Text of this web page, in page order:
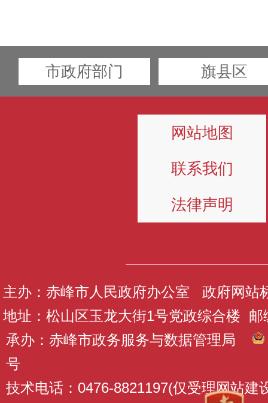
市政府部门 旗县区
网站地图
联系我们
法律声明
主办：赤峰市人民政府办公室 政府网站
地址：松山区玉龙大街1号党政综合楼 邮
承办：赤峰市政务服务与数据管理局
号
技术电话：0476-8821197(仅受理网站建